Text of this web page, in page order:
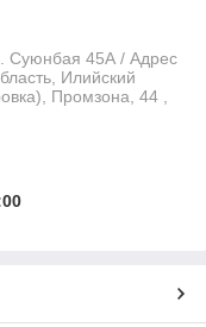
Суюнбая 45А / Адрес
Илийский
Промзона, 44​ ,